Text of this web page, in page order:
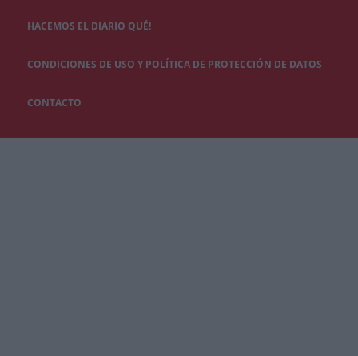
HACEMOS EL DIARIO QUÉ!
CONDICIONES DE USO Y POLÍTICA DE PROTECCIÓN DE DATOS
CONTACTO